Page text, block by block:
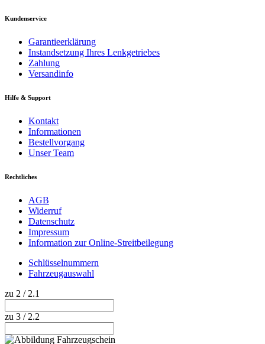
Kundenservice
Garantieerklärung
Instandsetzung Ihres Lenkgetriebes
Zahlung
Versandinfo
Hilfe & Support
Kontakt
Informationen
Bestellvorgang
Unser Team
Rechtliches
AGB
Widerruf
Datenschutz
Impressum
Information zur Online-Streitbeilegung
Schlüsselnummern
Fahrzeugauswahl
zu 2 / 2.1
zu 3 / 2.2